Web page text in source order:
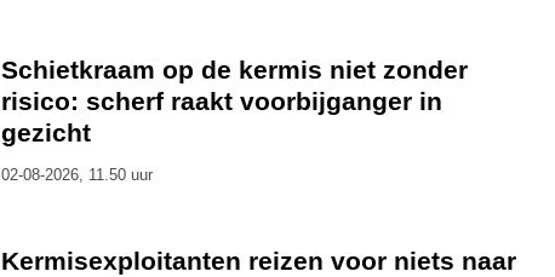
Schietkraam op de kermis niet zonder
risico: scherf raakt voorbijganger in
gezicht
02-08-2026, 11.50 uur
Kermisexploitanten reizen voor niets naar